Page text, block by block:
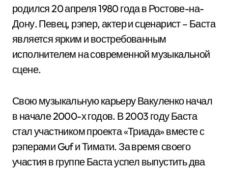
родился 20 апреля 1980 года в Ростове-на-
Дону. Певец, рэпер, актер и сценарист – Баста
является ярким и востребованным
исполнителем на современной музыкальной
сцене.
Свою музыкальную карьеру Вакуленко начал
в начале 2000-х годов. В 2003 году Баста
стал участником проекта «Триада» вместе с
рэперами Guf и Тимати. За время своего
участия в группе Баста успел выпустить два